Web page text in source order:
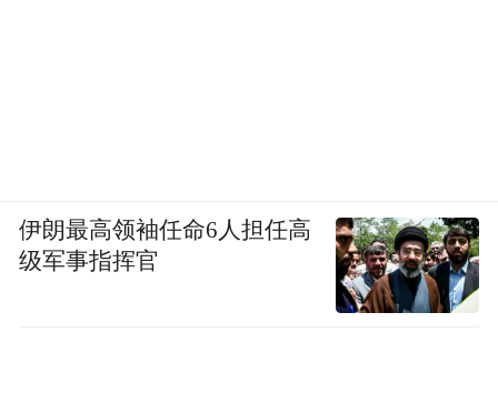
伊朗最高领袖任命6人担任高
级军事指挥官